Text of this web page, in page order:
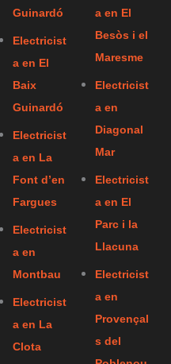
Guinardó
Electricist
a en El
Baix
Guinardó
Electricist
a en La
Font d’en
Fargues
Electricist
a en
Montbau
Electricist
a en La
Clota
a en El
Besòs i el
Maresme
Electricist
a en
Diagonal
Mar
Electricist
a en El
Parc i la
Llacuna
Electricist
a en
Provençal
s del